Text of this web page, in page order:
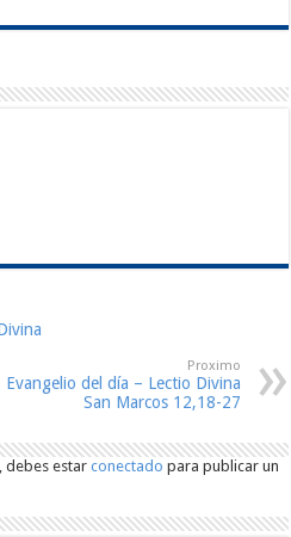
Proximo
Evangelio del día – Lectio Divina
San Marcos 12,18-27
debes estarconectado para publicar un